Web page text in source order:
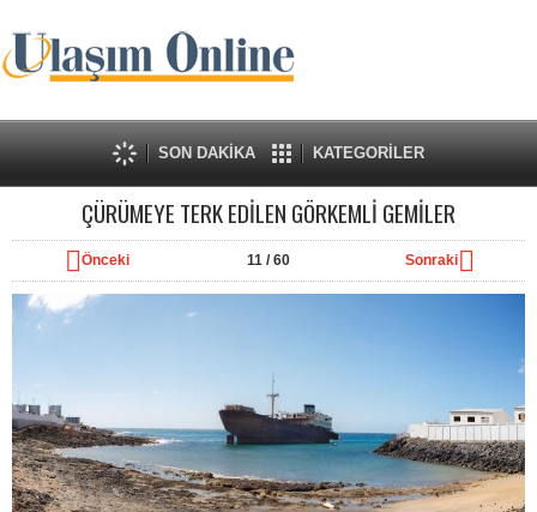
SON DAKİKA KATEGORİLER
ÇÜRÜMEYE TERK EDİLEN GÖRKEMLİ GEMİLER
Önceki 11/ 60 Sonraki